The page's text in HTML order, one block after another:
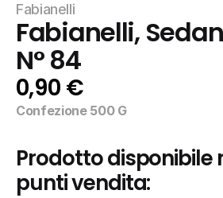
Fabianelli
Fabianelli,
N° 84
0,90 €
Confezione 500 G
Prodotto disponibile
punti vendita: